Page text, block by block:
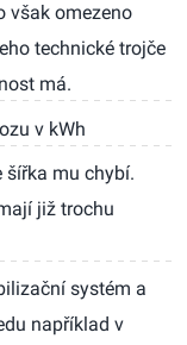
však omezeno
technické trojče
má.
v kWh
šířka mu chybí.
již trochu
systém a
například v